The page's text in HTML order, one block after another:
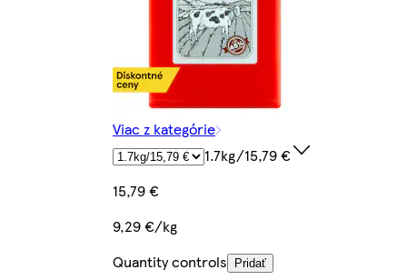
Viac z kategórie
1.7kg/15,79 €
15,79 €
9,29 €/kg
Quantity controls
Pridať